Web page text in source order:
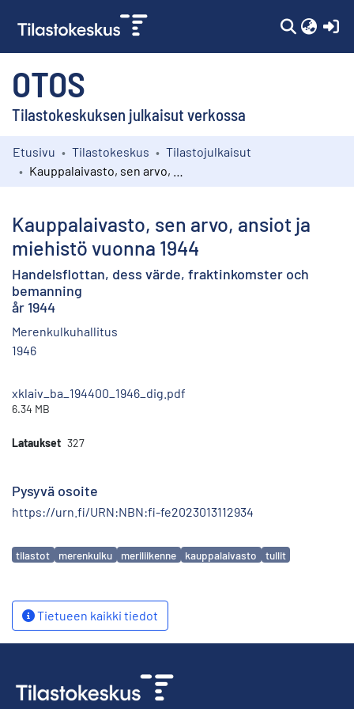
OTOS
Tilastokeskuksen julkaisut verkossa
Kokoelmat
Etusivu Tilastokeskus
Tilastojulkaisut
Kauppalaivasto, sen arvo, ansiot ja
miehistö vuonna 1944
Handelsflottan, dess värde, fraktinkomster och
bemanning
år 1944
Merenkulkuhallitus
1946
xklaiv_ba_194400_1946_dig.pdf
6.34 MB
Lataukset 327
Pysyvä osoite
https://urn.fi/URN:NBN:fi-fe2023013112934
Avainsanat
tilastot merenkulku meriliikenne kauppalaivasto tullit
Tietueen kaikki tiedot